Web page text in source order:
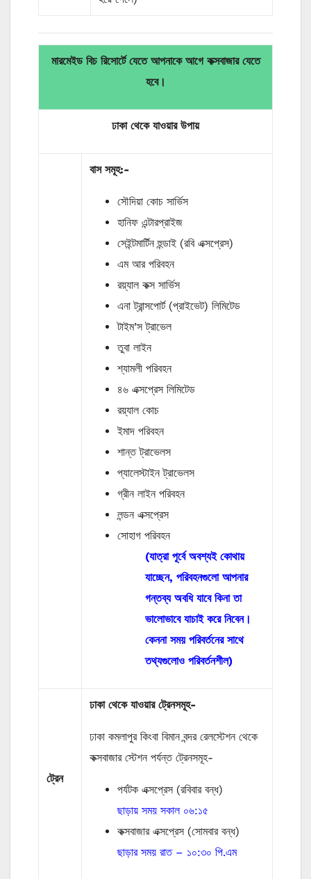
মারমেইড বিচ রিসোর্টে যেতে আপনাকে আগে কক্সবাজার যেতে
হবে।
ঢাকা থেকে যাওয়ার উপায়
বাস সমূহ:-
সৌদিয়া কোচ সার্ভিস
হানিফ এন্টারপ্রাইজ
সেইন্টমার্টিন হুন্ডাই (রবি এক্সপ্রেস)
এম আর পরিবহন
রয়্যাল কক্স সার্ভিস
এনা ট্রান্সপোর্ট (প্রাইভেট) লিমিটেড
টাইম’স ট্রাভেল
তুবা লাইন
শ্যামলী পরিবহন
৪৬ এক্সপ্রেস লিমিটেড
রয়্যাল কোচ
ইমাদ পরিবহন
শান্ত ট্রাভেলস
প্যালেস্টাইন ট্রাভেলস
গ্রীন লাইন পরিবহন
লন্ডন এক্সপ্রেস
সোহাগ পরিবহন
(যাত্রা পূর্বে অবশ্যই কোথায়
যাচ্ছেন, পরিবহনগুলো আপনার
গন্তব্য অবধি যাবে কিনা তা
ভালোভাবে যাচাই করে নিবেন।
কেননা সময় পরিবর্তনের সাথে
তথ্যগুলোও পরিবর্তনশীল)
ট্রেন
ঢাকা থেকে যাওয়ার ট্রেনসমূহ-
ঢাকা কমলাপুর কিংবা বিমান বন্দর রেলস্টেশন থেকে
কক্সবাজার স্টেশন পর্যন্ত ট্রেনসমূহ-
পর্যটক এক্সপ্রেস (রবিবার বন্ধ)
ছাড়ায় সময় সকাল ০৬:১৫
কক্সবাজার এক্সপ্রেস (সোমবার বন্ধ)
ছাড়ার সময় রাত – ১০:৩০ পি.এম